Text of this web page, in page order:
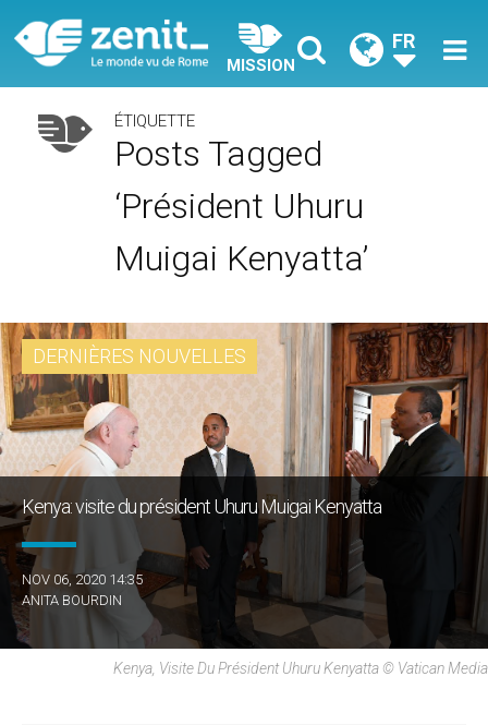
MISSION
FR
ÉTIQUETTE
Posts Tagged
‘président Uhuru
Muigai Kenyatta’
DERNIÈRES NOUVELLES
Kenya: visite du président Uhuru Muigai Kenyatta
NOV 06, 2020 14:35
ANITA BOURDIN
Kenya, Visite Du Président Uhuru Kenyatta © Vatican Media